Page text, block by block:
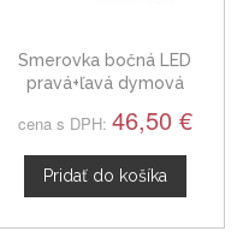
Smerovka bočná LED
pravá+ľavá dymová
60620142
cena s DPH: 46,50 €
Pridať do košíka